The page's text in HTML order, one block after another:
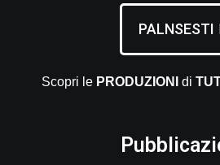
PALNSESTI
Scopri le PRODUZIONI di